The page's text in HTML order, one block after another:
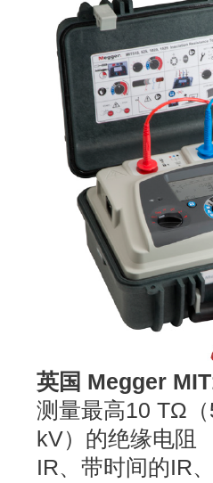
英国 Megger
测量最高10 TΩ
kV）的绝缘电阻
IR、带时间的IR